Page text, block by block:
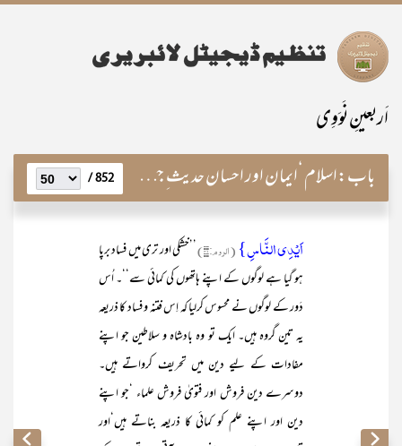
اَربعینِ نَوَوِی
باب:اسلام ‘ایمان اور احسان حدیث ِ جبرائیل ؑ کی روشنی میں 852 /
اَیۡدِی النَّاسِ}(الروم:۴۱)
’’خشکی اور تری میں فساد برپا
ہو گیا ہے لوگوں کے اپنے ہاتھوں کی کمائی سے‘‘۔ اُس
دَور کے لوگوں نے محسوس کرلیا کہ اِس فتنہ و فساد کا ذریعہ
یہ تین گروہ ہیں۔ ایک تو وہ بادشاہ و سلاطین جو اپنے
مفادات کے لیے دین میں تحریف کرواتے ہیں۔
دوسرے دین فروش اور فتویٰ فروش علماء ‘جو اپنے
دین اور اپنے علم کو کمائی کا ذریعہ بناتے ہیں‘اور